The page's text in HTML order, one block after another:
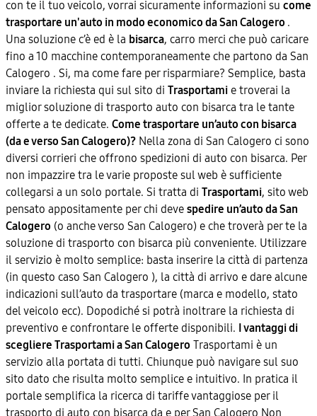
con te il tuo veicolo, vorrai sicuramente informazioni su come
trasportare un'auto in modo economico da San Calogero .
Una soluzione c’è ed è la bisarca, carro merci che può caricare
fino a 10 macchine contemporaneamente che partono da San
Calogero . Si, ma come fare per risparmiare? Semplice, basta
inviare la richiesta qui sul sito di Trasportami e troverai la
miglior soluzione di trasporto auto con bisarca tra le tante
offerte a te dedicate. Come trasportare un’auto con bisarca
(da e verso San Calogero)? Nella zona di San Calogero ci sono
diversi corrieri che offrono spedizioni di auto con bisarca. Per
non impazzire tra le varie proposte sul web è sufficiente
collegarsi a un solo portale. Si tratta di Trasportami, sito web
pensato appositamente per chi deve spedire un’auto da San
Calogero (o anche verso San Calogero) e che troverà per te la
soluzione di trasporto con bisarca più conveniente. Utilizzare
il servizio è molto semplice: basta inserire la città di partenza
(in questo caso San Calogero ), la città di arrivo e dare alcune
indicazioni sull’auto da trasportare (marca e modello, stato
del veicolo ecc). Dopodiché si potrà inoltrare la richiesta di
preventivo e confrontare le offerte disponibili. I vantaggi di
scegliere Trasportami a San Calogero Trasportami è un
servizio alla portata di tutti. Chiunque può navigare sul suo
sito dato che risulta molto semplice e intuitivo. In pratica il
portale semplifica la ricerca di tariffe vantaggiose per il
trasporto di auto con bisarca da e per San Calogero Non